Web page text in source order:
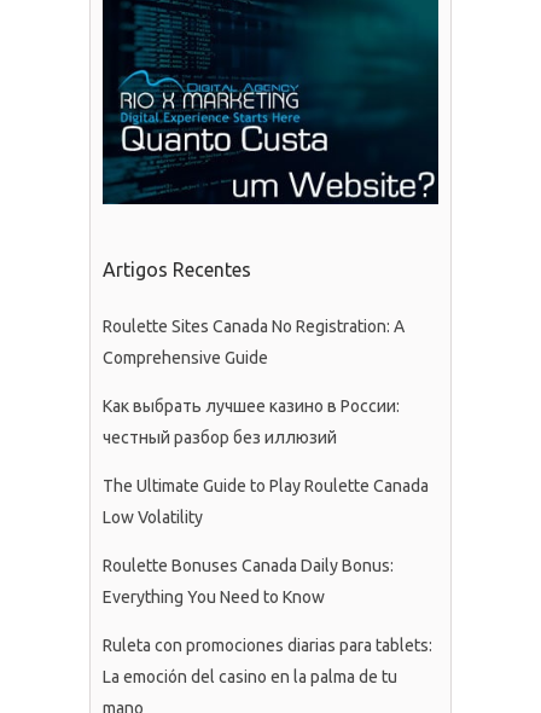
Artigos Recentes
Roulette Sites Canada No Registration: A
Comprehensive Guide
Как выбрать лучшее казино в России:
честный разбор без иллюзий
The Ultimate Guide to Play Roulette Canada
Low Volatility
Roulette Bonuses Canada Daily Bonus:
Everything You Need to Know
Ruleta con promociones diarias para tablets:
La emoción del casino en la palma de tu
mano